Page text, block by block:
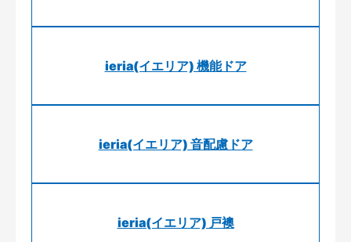
ieria(イエリア) 機能ドア
ieria(イエリア) 音配慮ドア
ieria(イエリア) 戸襖